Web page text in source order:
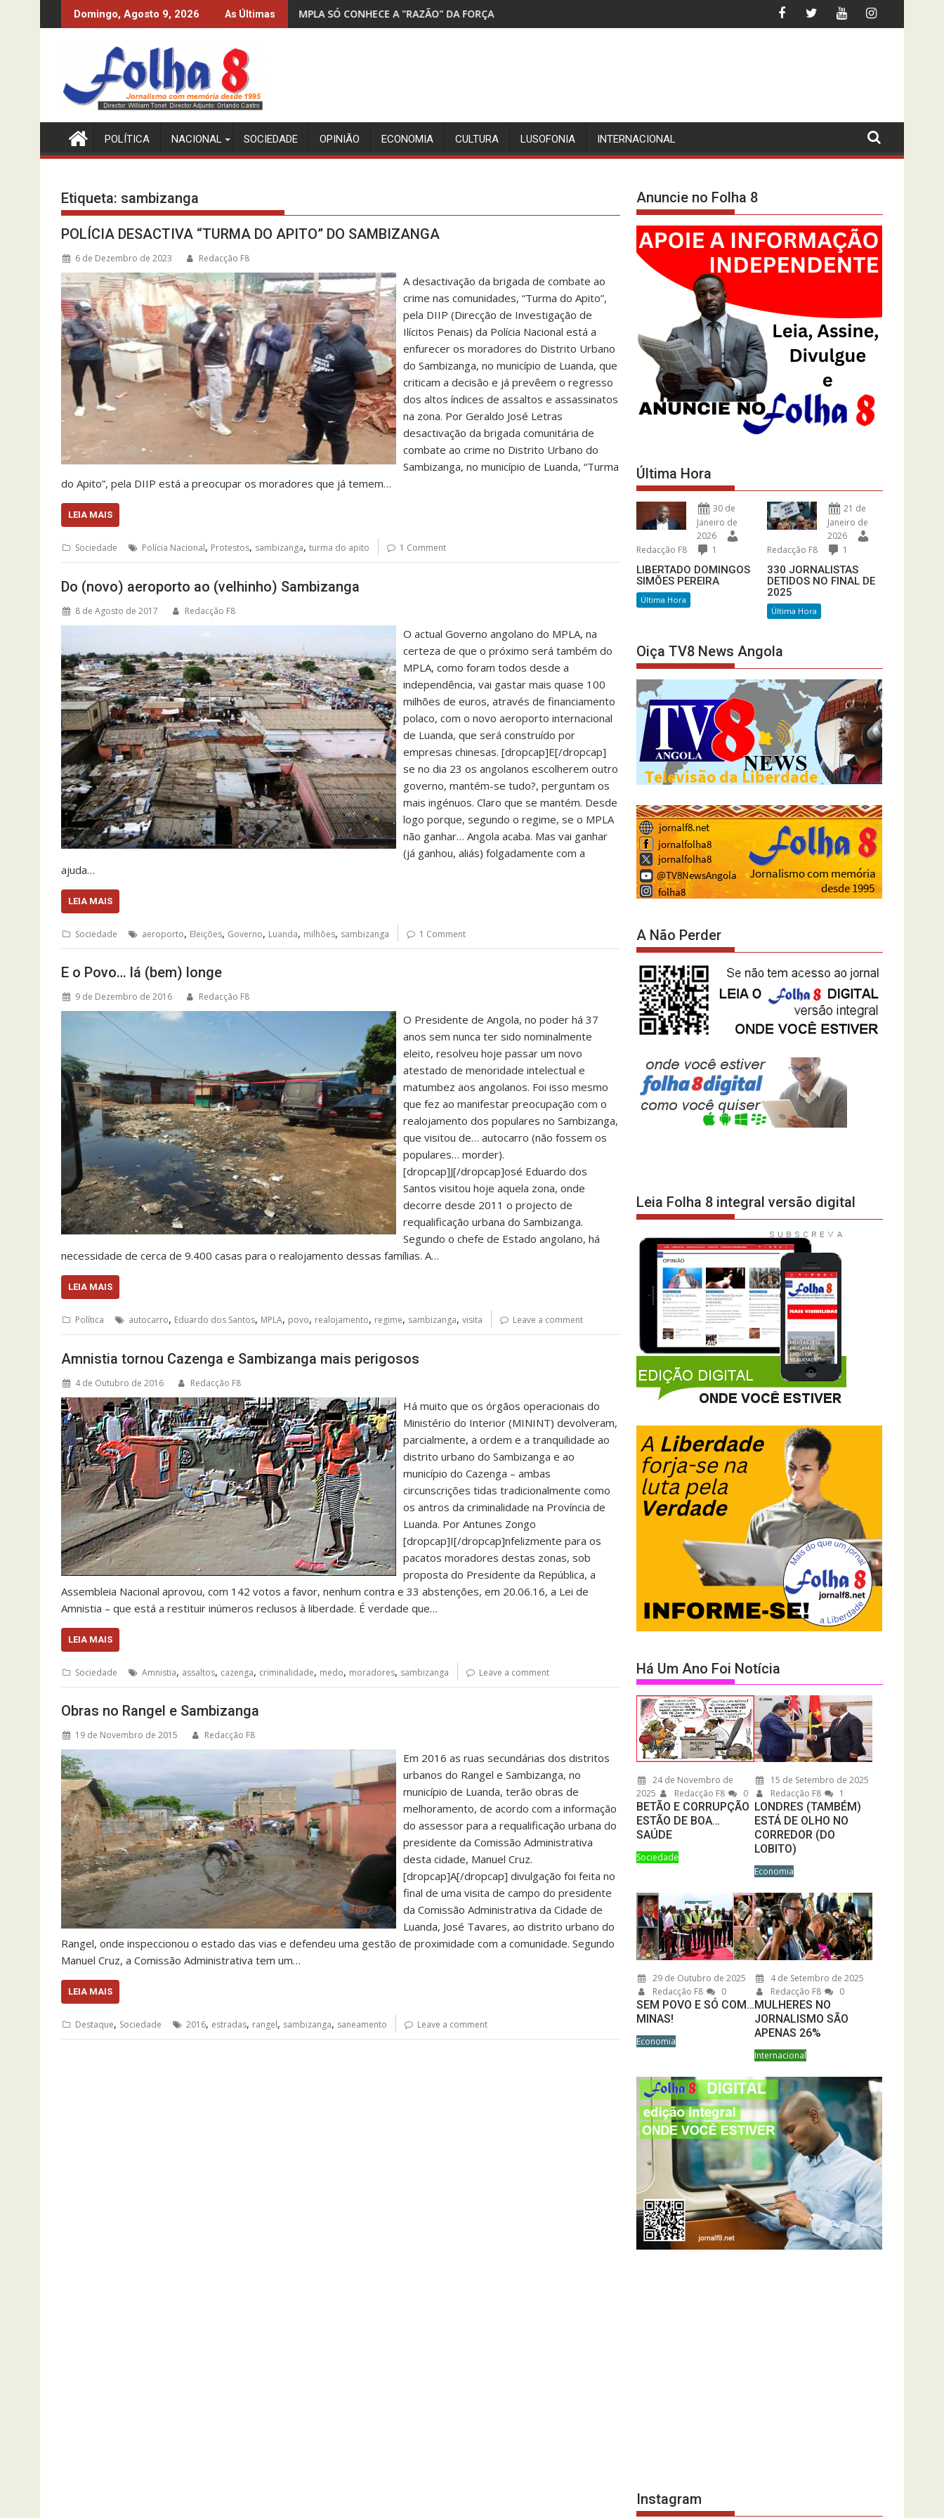
to
Domingo, Agosto 9, 2026 As Últimas
À CUSTA DO CFB MPLA SÓ CONHECE A "RAZÃO" DA FORÇA DETIDOS TRÊS SUSPEITOS DA MORTE DE CIDADÃO BRASILEIROINFLAÇÃO ABAIXO DOS 10%? O INE-MPLA
POLÍTICA NACIONAL SOCIEDADE OPINIÃO ECONOMIA CULTURA LUSOFONIA INTERNACIONAL
Etiqueta: sambizanga
POLÍCIA DESACTIVA “TURMA DO APITO” DO SAMBIZANGA
6 de Dezembro de 2023 Redacção F8
A desactivação da brigada de combate ao
crime nas comunidades, “Turma do Apito”,
pela DIIP (Direcção de Investigação de
Ilícitos Penais) da Polícia Nacional está a
enfurecer os moradores do Distrito Urbano
do Sambizanga, no município de Luanda, que
criticam a decisão e já prevêem o regresso
dos altos índices de assaltos e assassinatos
na zona. Por Geraldo José Letras
desactivação da brigada comunitária de
combate ao crime no Distrito Urbano do
Sambizanga, no município de Luanda, “Turma
do Apito”, pela DIIP está a preocupar os moradores que já temem…
LEIA MAIS
Sociedade Polícia Nacional, Protestos, sambizanga, turma do apito 1 Comment
Do (novo) aeroporto ao (velhinho) Sambizanga
8 de Agosto de 2017 Redacção F8
O actual Governo angolano do MPLA, na
certeza de que o próximo será também do
MPLA, como foram todos desde a
independência, vai gastar mais quase 100
milhões de euros, através de financiamento
polaco, com o novo aeroporto internacional
de Luanda, que será construído por
empresas chinesas. [dropcap]E[/dropcap]
se no dia 23 os angolanos escolherem outro
governo, mantém-se tudo?, perguntam os
mais ingénuos. Claro que se mantém. Desde
logo porque, segundo o regime, se o MPLA
não ganhar… Angola acaba. Mas vai ganhar
(já ganhou, aliás) folgadamente com a
ajuda…
LEIA MAIS
Sociedade aeroporto, Eleições, Governo, Luanda, milhões, sambizanga 1 Comment
E o Povo… lá (bem) longe
9 de Dezembro de 2016 Redacção F8
O Presidente de Angola, no poder há 37
anos sem nunca ter sido nominalmente
eleito, resolveu hoje passar um novo
atestado de menoridade intelectual e
matumbez aos angolanos. Foi isso mesmo
que fez ao manifestar preocupação com o
realojamento dos populares no Sambizanga,
que visitou de… autocarro (não fossem os
populares… morder).
[dropcap]J[/dropcap]osé Eduardo dos
Santos visitou hoje aquela zona, onde
decorre desde 2011 o projecto de
requalificação urbana do Sambizanga.
Segundo o chefe de Estado angolano, há
necessidade de cerca de 9.400 casas para o realojamento dessas famílias. A…
LEIA MAIS
Política autocarro, Eduardo dos Santos, MPLA, povo, realojamento, regime, sambizanga, visita Leave a comment
Amnistia tornou Cazenga e Sambizanga mais perigosos
4 de Outubro de 2016 Redacção F8
Há muito que os órgãos operacionais do
Ministério do Interior (MININT) devolveram,
parcialmente, a ordem e a tranquilidade ao
distrito urbano do Sambizanga e ao
município do Cazenga – ambas
circunscrições tidas tradicionalmente como
os antros da criminalidade na Província de
Luanda. Por Antunes Zongo
[dropcap]I[/dropcap]nfelizmente para os
pacatos moradores destas zonas, sob
proposta do Presidente da República, a
Assembleia Nacional aprovou, com 142 votos a favor, nenhum contra e 33 abstenções, em 20.06.16, a Lei de
Amnistia – que está a restituir inúmeros reclusos à liberdade. É verdade que…
LEIA MAIS
Sociedade Amnistia, assaltos, cazenga, criminalidade, medo, moradores, sambizanga Leave a comment
Obras no Rangel e Sambizanga
19 de Novembro de 2015 Redacção F8
Em 2016 as ruas secundárias dos distritos
urbanos do Rangel e Sambizanga, no
município de Luanda, terão obras de
melhoramento, de acordo com a informação
do assessor para a requalificação urbana do
presidente da Comissão Administrativa
desta cidade, Manuel Cruz.
[dropcap]A[/dropcap] divulgação foi feita no
final de uma visita de campo do presidente
da Comissão Administrativa da Cidade de
Luanda, José Tavares, ao distrito urbano do
Rangel, onde inspeccionou o estado das vias e defendeu uma gestão de proximidade com a comunidade. Segundo
Manuel Cruz, a Comissão Administrativa tem um…
LEIA MAIS
Destaque, Sociedade 2016, estradas, rangel, sambizanga, saneamento Leave a comment
Anuncie no Folha 8
Última Hora
30 de
Janeiro de
2026
Redacção F8
1
LIBERTADO DOMINGOS
SIMÕES PEREIRA
Última Hora
21 de
Janeiro de
2026
Redacção F8
1
330 JORNALISTAS
DETIDOS NO FINAL DE
2025
Última Hora
Oiça TV8 News Angola
A Não Perder
Leia Folha 8 integral versão digital
Há Um Ano Foi Notícia
24 de Novembro de
2025
Redacção F8 0
BETÃO E CORRUPÇÃO
ESTÃO DE BOA…
SAÚDE
Sociedade
15 de Setembro de 2025
Redacção F8
1
LONDRES (TAMBÉM)
ESTÁ DE OLHO NO
CORREDOR (DO
LOBITO)
Economia
29 de Outubro de 2025
Redacção F8
0
SEM POVO E SÓ COM…
MINAS!
Economia
4 de Setembro de 2025
Redacção F8
0
MULHERES NO
JORNALISMO SÃO
APENAS 26%
Internacional
Instagram